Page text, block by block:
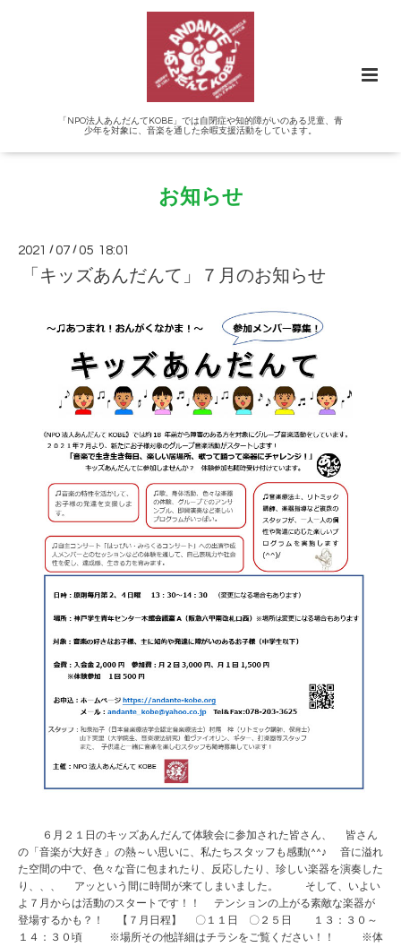
「NPO法人あんだんてKOBE」では自閉症や知的障がいのある児童、青
少年を対象に、音楽を通した余暇支援活動をしています。
お知らせ
2021 /07 /05 18:01
「キッズあんだんて」７月のお知らせ
６月２１日のキッズあんだんて体験会に参加された皆さん、 皆さん
の「音楽が大好き」の熱～い思いに、私たちスタッフも感動(^^♪ 音に溢れ
た空間の中で、色々な音に包まれたり、反応したり、珍しい楽器を演奏した
り、、、 アッという間に時間が来てしまいました。 そして、いよい
よ７月からは活動のスタートです！！ テンションの上がる素敵な楽器が
登場するかも？！ 【７月日程】 〇１１日 〇２５日 １３：３０～
１４：３０頃 ※場所その他詳細はチラシをご覧ください！！ ※体